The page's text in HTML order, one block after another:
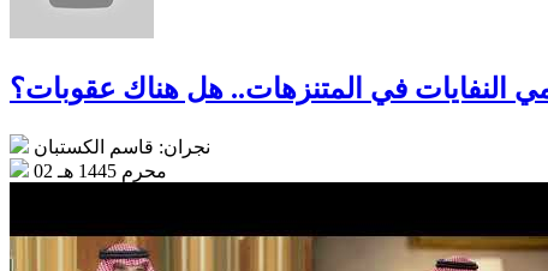
النفايات في المتنزهات.. هل هناك عقوبات؟
نجران: قاسم الكستبان
02 محرم 1445 هـ